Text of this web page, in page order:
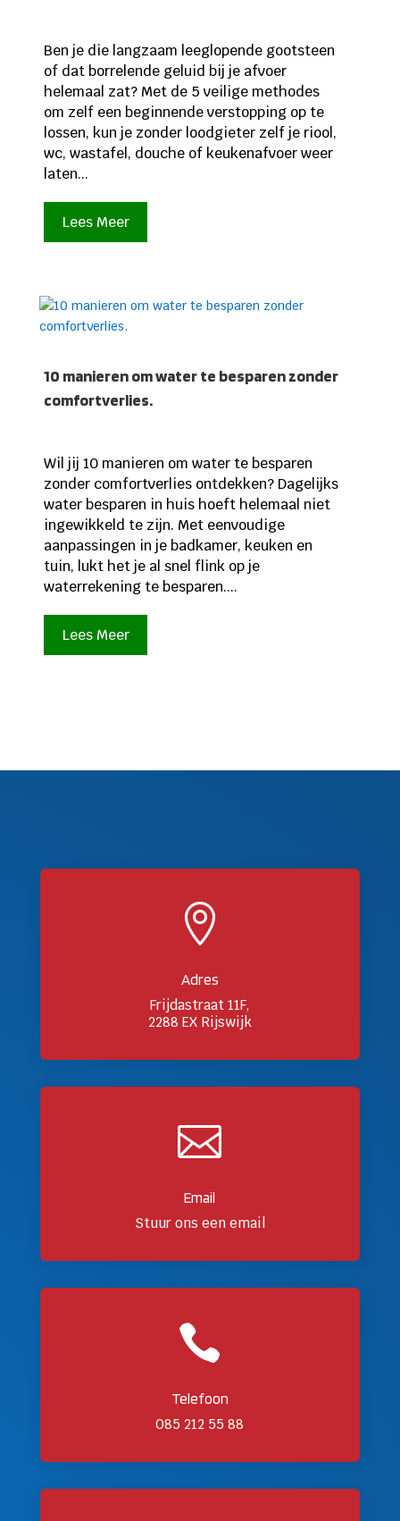
Ben je die langzaam leeglopende gootsteen
of dat borrelende geluid bij je afvoer
helemaal zat? Met de 5 veilige methodes
om zelf een beginnende verstopping op te
lossen, kun je zonder loodgieter zelf je riool,
wc, wastafel, douche of keukenafvoer weer
laten...
Lees Meer
10 manieren om water te besparen zonder
comfortverlies.
Wil jij 10 manieren om water te besparen
zonder comfortverlies ontdekken? Dagelijks
water besparen in huis hoeft helemaal niet
ingewikkeld te zijn. Met eenvoudige
aanpassingen in je badkamer, keuken en
tuin, lukt het je al snel flink op je
waterrekening te besparen....
Lees Meer

Adres
Frijdastraat 11F,
2288 EX Rijswijk

Email
Stuur ons een email

Telefoon
085 212 55 88